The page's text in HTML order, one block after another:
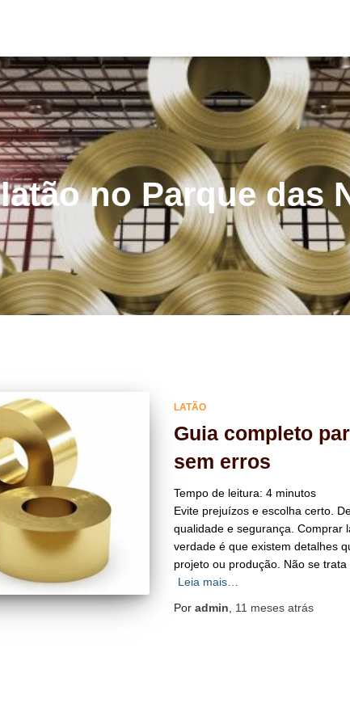
latão no Parque das
LATÃO
Guia completo
sem erros
Tempo de leitura: 4 minutos
Evite prejuízos e escolha certo.
qualidade e segurança. Comprar
verdade é que existem detalhes
projeto ou produção. Não se
Leia mais…
Por admin 11 mesesatrás